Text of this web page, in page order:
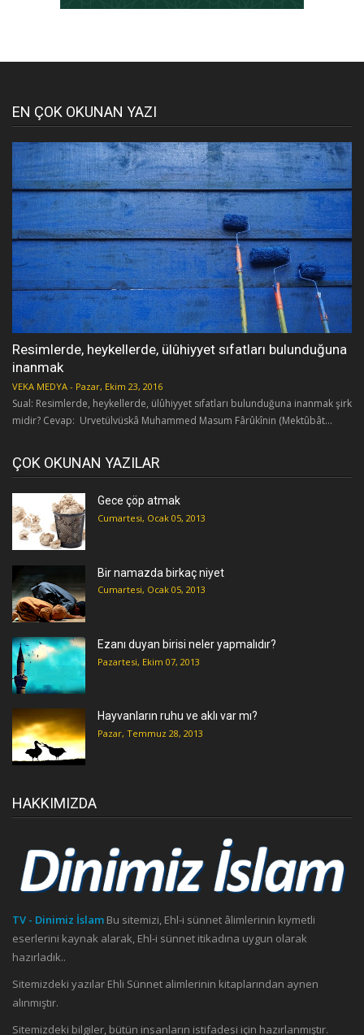
EN ÇOK OKUNAN YAZI
Resimlerde, heykellerde, ülûhiyyet sıfatları bulunduğuna
inanmak
VEKA MEDYA - Pazar, Ekim 23, 2016
Sual: Resimlerde, heykellerde, ülûhiyyet sıfatları bulunduğuna inanmak şirk
midir? Cevap: Urvetülvüskâ Muhammed Masum Fârûkînin (Mektûbât...
ÇOK OKUNAN YAZILAR
Gece çöp atmak
Cumartesi, Ocak 05, 2013
Bir namazda birkaç niyet
Cumartesi, Ocak 05, 2013
Ezanı duyan birisi neler yapmalıdır?
Pazartesi, Ekim 07, 2013
Hayvanların ruhu ve aklı var mı?
Pazar, Temmuz 28, 2013
HAKKIMIZDA
TV - Dinimiz İslam Bu sitemizi, Ehl-i sünnet âlimlerinin kıymetli
eserlerini kaynak alarak, Ehl-i sünnet itikadına uygun olarak
hazırladık..
Sitemizdeki yazılar Ehli Sünnet alimlerinin kitaplarından aynen
alınmıştır.
Sitemizdeki bilgiler, bütün insanların istifadesi için hazırlanmıştır.